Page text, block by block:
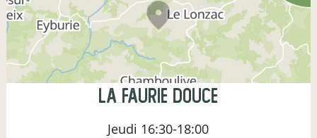
La Faurie Douce
Jeudi 16:30-18:00